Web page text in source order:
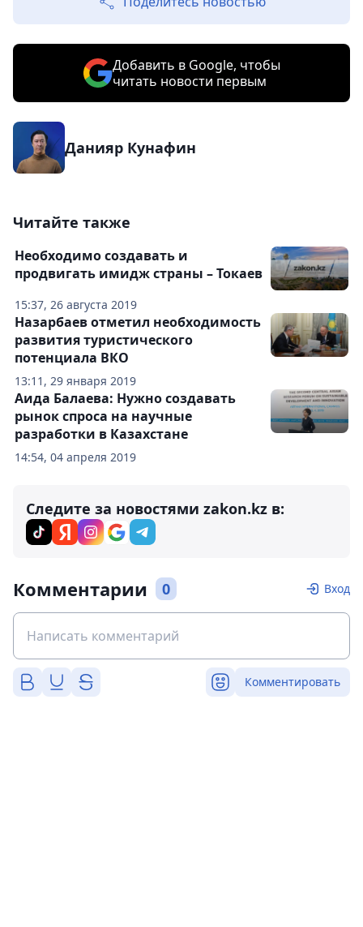
Добавить в Google, чтобы
читать новости первым
Данияр Кунафин
Читайте также
15:37, 26 августа 2019
Необходимо создавать и
продвигать имидж страны – Токаев
13:11, 29 января 2019
Назарбаев отметил необходимость
развития туристического
потенциала ВКО
14:54, 04 апреля 2019
Аида Балаева: Нужно создавать
рынок спроса на научные
разработки в Казахстане
Следите за новостями zakon.kz в:
Комментарии 0 Вход
Комментировать